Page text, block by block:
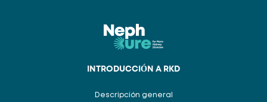
INTRODUCCIÓN A RKD
Descripción general